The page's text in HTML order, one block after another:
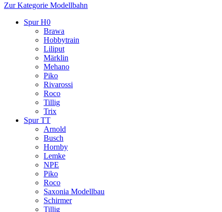
Zur Kategorie Modellbahn
Spur H0
Brawa
Hobbytrain
Liliput
Märklin
Mehano
Piko
Rivarossi
Roco
Tillig
Trix
Spur TT
Arnold
Busch
Hornby
Lemke
NPE
Piko
Roco
Saxonia Modellbau
Schirmer
Tillig